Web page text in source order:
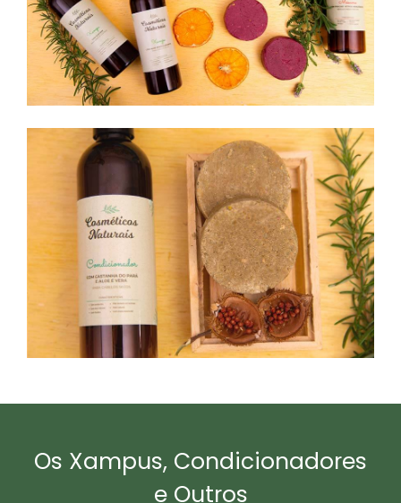
Os Xampus, Condicionadores
e Outros